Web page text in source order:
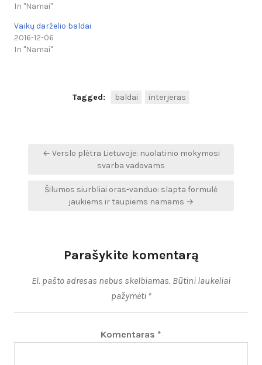
In "Namai"
Vaikų darželio baldai
2016-12-06
In "Namai"
Tagged: baldai interjeras
Navigacija
įrašų
← Verslo plėtra Lietuvoje: nuolatinio mokymosi
svarba vadovams
Šilumos siurbliai oras-vanduo: slapta formulė
jaukiems ir taupiems namams →
Parašykite komentarą
El. pašto adresas nebus skelbiamas. Būtini laukeliai
pažymėti *
Komentaras *